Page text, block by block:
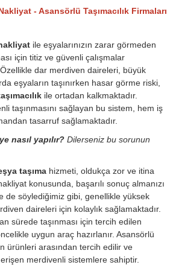
- Asansörlü Taşımacılık Firmaları
ile eşyalarınızın zarar görmeden
için titiz ve güvenli çalışmalar
dar merdiven daireleri, büyük
eşyaların taşınırken hasar görme riski,
ile ortadan kalkmaktadır.
taşınmasını sağlayan bu sistem, hem iş
tasarruf sağlamaktadır.
nasıl yapılır? Dilerseniz bu sorunun
taşıma hizmeti, oldukça zor ve itina
konusunda, başarılı sonuç almanızı
de söylediğimiz gibi, genellikle yüksek
daireleri için kolaylık sağlamaktadır.
sürede taşınması için tercih edilen
uygun araç hazırlanır. Asansörlü
ürünleri arasından tercih edilir ve
merdivenli sistemlere sahiptir.